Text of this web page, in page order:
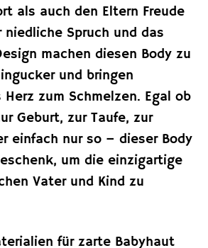
als auch den Eltern Freude
Spruch und das
machen diesen Body zu
und bringen
zum Schmelzen. Egal ob
Geburt, zur Taufe, zur
einfach nur so – dieser Body
um die einzigartige
Vater und Kind zu
für zarte Babyhaut